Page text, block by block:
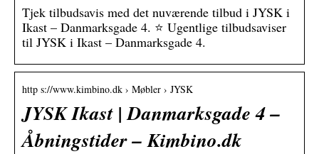
Tjek tilbudsavis med det nuværende tilbud i JYSK i
Ikast – Danmarksgade 4. ⭐ Ugentlige tilbudsaviser
til JYSK i Ikast – Danmarksgade 4.
http s://www.kimbino.dk › Møbler › JYSK
JYSK Ikast | Danmarksgade 4 –
Åbningstider – Kimbino.dk